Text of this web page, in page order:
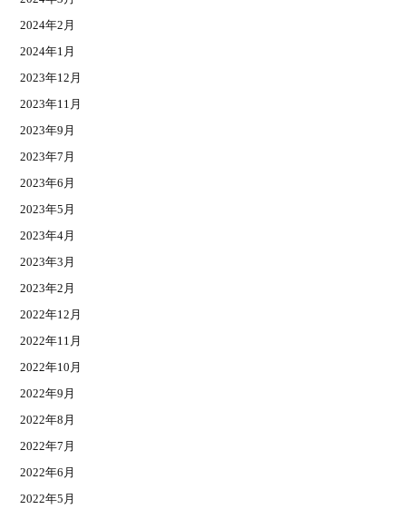
2024年2月
2024年1月
2023年12月
2023年11月
2023年9月
2023年7月
2023年6月
2023年5月
2023年4月
2023年3月
2023年2月
2022年12月
2022年11月
2022年10月
2022年9月
2022年8月
2022年7月
2022年6月
2022年5月